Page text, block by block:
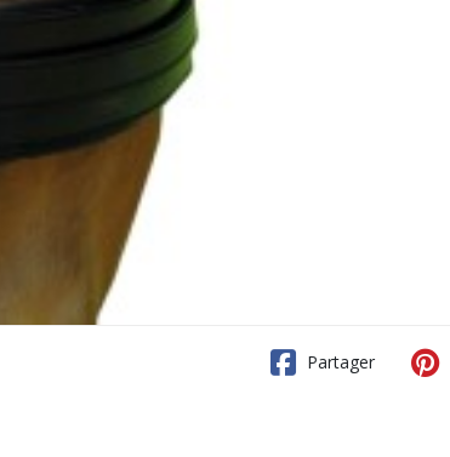
Partager